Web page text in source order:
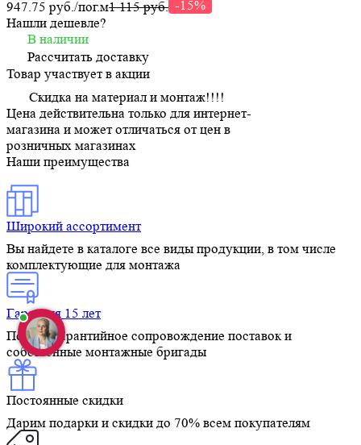
947.75 руб./пог.м1 115 руб. -15%
Нашли дешевле?
В наличии
Рассчитать доставку
Товар участвует в акции
Скидка на материал и монтаж!!!!
Цена действительна только для интернет-
магазина и может отличаться от цен в
розничных магазинах
Наши преимущества
Широкий ассортимент
Вы найдете в каталоге все виды продукции, в том числе
комплектующие для монтажа
Гарантия 15 лет
Полное гарантийное сопровождение поставок и
собственные монтажные бригады
Постоянные скидки
Дарим подарки и скидки до 70% всем покупателям